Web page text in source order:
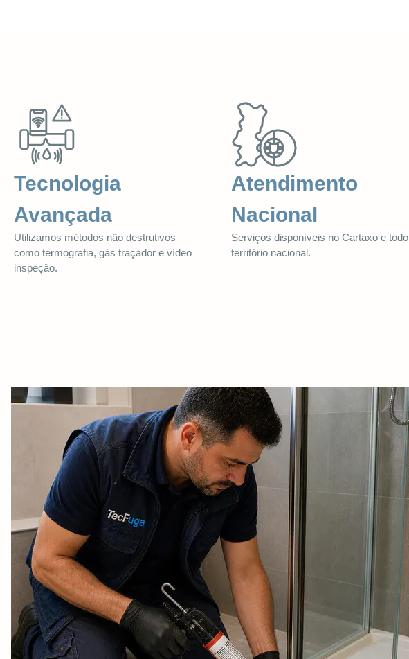
Tecnologia
Avançada
Utilizamos métodos não destrutivos
como termografia, gás traçador e vídeo
inspeção.
Atendimento
Nacional
Serviços disponíveis no Cartaxo e todo
território nacional.